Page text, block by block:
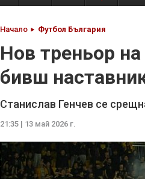
Начало Футбол България
Нов треньор
бивш
Станислав Генчев се
21:35 | 13 май 2026 г.